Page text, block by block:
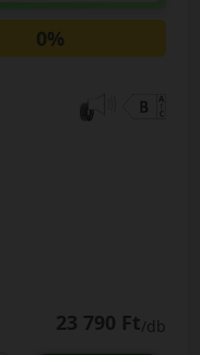
0%
23 790 Ft/db